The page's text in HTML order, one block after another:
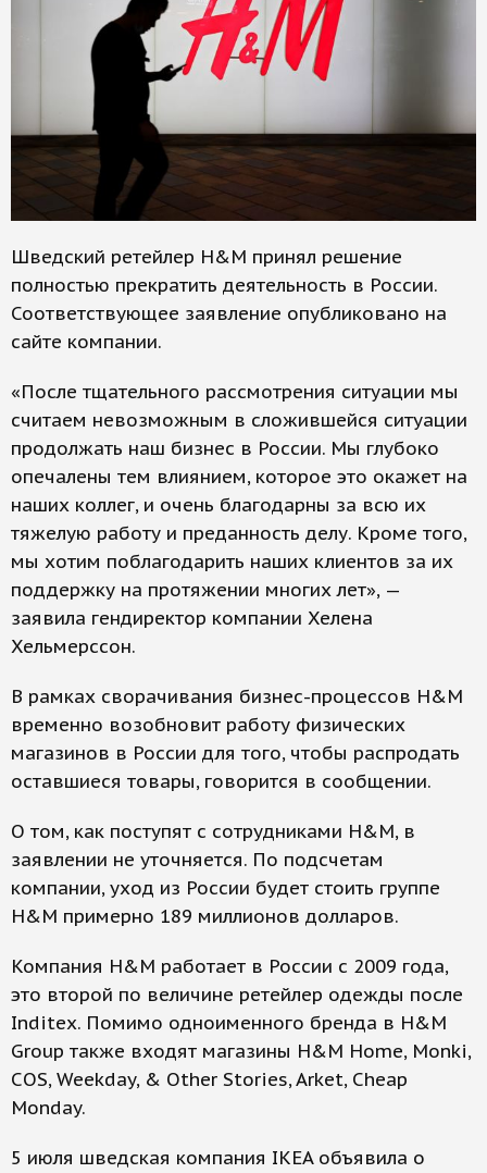
Шведский ретейлер H&M принял решение
полностью прекратить деятельность в России.
Соответствующее заявление опубликовано на
сайте компании.
«После тщательного рассмотрения ситуации мы
считаем невозможным в сложившейся ситуации
продолжать наш бизнес в России. Мы глубоко
опечалены тем влиянием, которое это окажет на
наших коллег, и очень благодарны за всю их
тяжелую работу и преданность делу. Кроме того,
мы хотим поблагодарить наших клиентов за их
поддержку на протяжении многих лет», —
заявила гендиректор компании Хелена
Хельмерссон.
В рамках сворачивания бизнес-процессов H&M
временно возобновит работу физических
магазинов в России для того, чтобы распродать
оставшиеся товары, говорится в сообщении.
О том, как поступят с сотрудниками H&M, в
заявлении не уточняется. По подсчетам
компании, уход из России будет стоить группе
H&M примерно 189 миллионов долларов.
Компания H&M работает в России с 2009 года,
это второй по величине ретейлер одежды после
Inditex. Помимо одноименного бренда в H&M
Group также входят магазины H&M Home, Monki,
COS, Weekday, & Other Stories, Arket, Cheap
Monday.
5 июля шведская компания IKEA объявила о